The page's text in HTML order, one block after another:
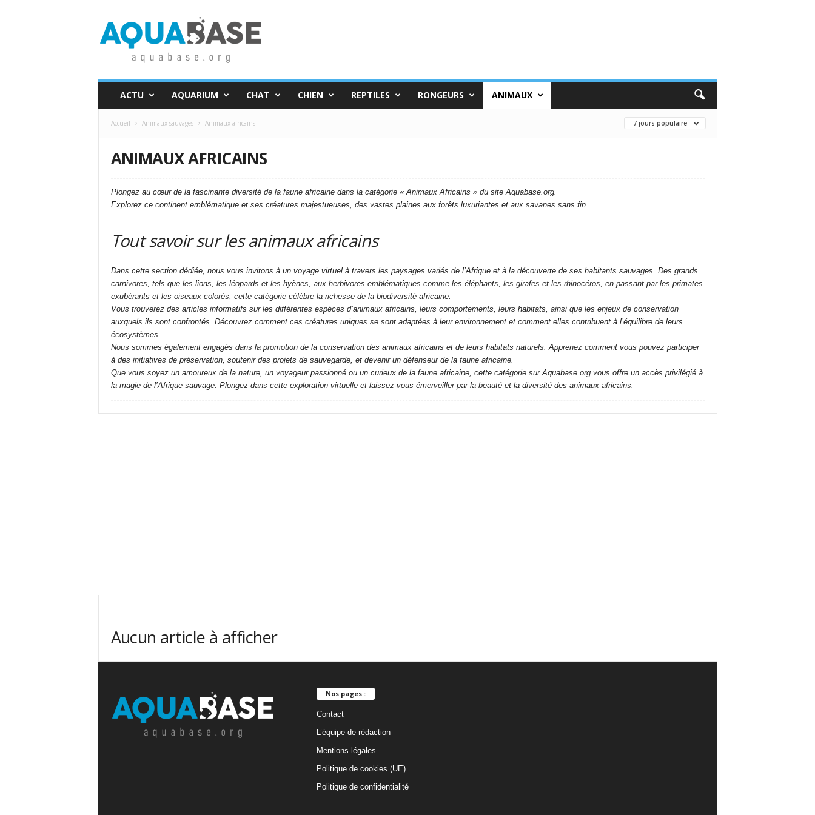
u
ACTU AQUARIUM CHAT CHIEN REPTILES RONGEURS ANIMAUX
Accueil Animaux sauvages Animaux africains 7 jours populaire
ANIMAUX AFRICAINS
Plongez au cœur de la fascinante diversité de la faune africaine dans la catégorie « Animaux Africains » du site Aquabase.org.
Explorez ce continent emblématique et ses créatures majestueuses, des vastes plaines aux forêts luxuriantes et aux savanes sans fin.
Tout savoir sur les animaux africains
Dans cette section dédiée, nous vous invitons à un voyage virtuel à travers les paysages variés de l’Afrique et à la découverte de ses habitants sauvages. Des grands
carnivores, tels que les lions, les léopards et les hyènes, aux herbivores emblématiques comme les éléphants, les girafes et les rhinocéros, en passant par les primates
exubérants et les oiseaux colorés, cette catégorie célèbre la richesse de la biodiversité africaine.
Vous trouverez des articles informatifs sur les différentes espèces d’animaux africains, leurs comportements, leurs habitats, ainsi que les enjeux de conservation
auxquels ils sont confrontés. Découvrez comment ces créatures uniques se sont adaptées à leur environnement et comment elles contribuent à l’équilibre de leurs
écosystèmes.
Nous sommes également engagés dans la promotion de la conservation des animaux africains et de leurs habitats naturels. Apprenez comment vous pouvez participer
à des initiatives de préservation, soutenir des projets de sauvegarde, et devenir un défenseur de la faune africaine.
Que vous soyez un amoureux de la nature, un voyageur passionné ou un curieux de la faune africaine, cette catégorie sur Aquabase.org vous offre un accès privilégié à
la magie de l’Afrique sauvage. Plongez dans cette exploration virtuelle et laissez-vous émerveiller par la beauté et la diversité des animaux africains.
Aucun article à afficher
Nos pages :
Contact
L’équipe de rédaction
Mentions légales
Politique de cookies (UE)
Politique de confidentialité